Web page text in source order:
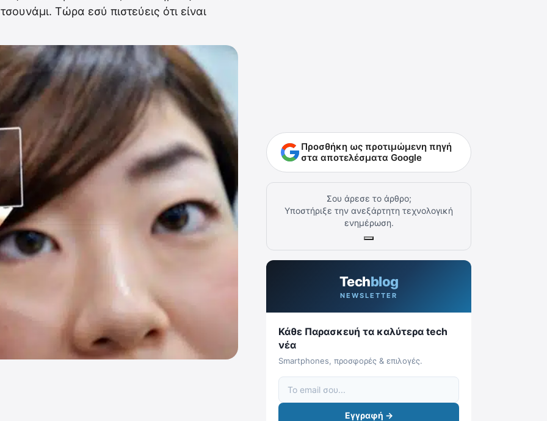
Τώρα εσύ πιστεύεις ότι είναι
Προσθήκη ως προτιμώμενη πηγή
στα αποτελέσματα Google
Σου άρεσε το άρθρο;
Υποστήριξε την ανεξάρτητη τεχνολογική
ενημέρωση.
Techblog
NEWSLETTER
Κάθε Παρασκευή τα καλύτερα tech
νέα
Smartphones, προσφορές & επιλογές.
Εγγραφή →